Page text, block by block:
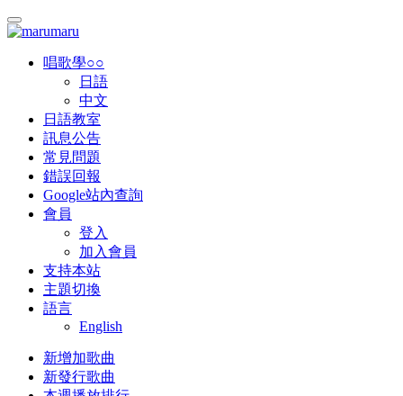
唱歌學○○
日語
中文
日語教室
訊息公告
常見問題
錯誤回報
Google站內查詢
會員
登入
加入會員
支持本站
主題切換
語言
English
新增加歌曲
新發行歌曲